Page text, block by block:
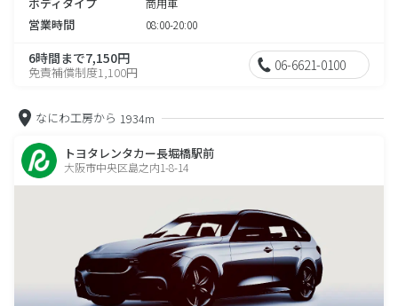
商用車
営業時間 08:00-20:00
6時間まで7,150円
免責補償制度1,100円 06-6621-0100
なにわ工房から 1934m
トヨタレンタカー長堀橋駅前
大阪市中央区島之内1-8-14